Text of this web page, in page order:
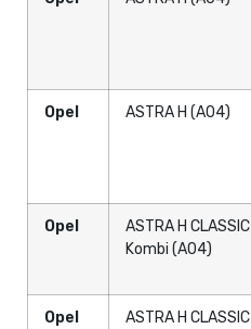
Opel ASTRA H (A04)
Opel
ASTRA H CLASSIC
Kombi (A04)
Opel
ASTRA H CLASSIC